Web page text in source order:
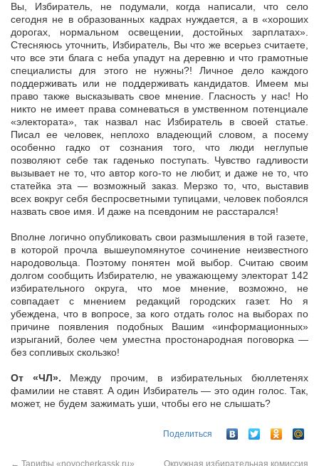
Вы, Избиратель, не подумали, когда написали, что село
сегодня не в образованных кадрах нуждается, а в «хороших
дорогах, нормальном освещении, достойных зарплатах».
Стесняюсь уточнить, Избиратель, Вы что же всерьез считаете,
что все эти блага с неба упадут на деревню и что грамотные
специалисты для этого не нужны?! Личное дело каждого
поддерживать или не поддерживать кандидатов. Имеем мы
право также высказывать свое мнение. Гласность у нас! Но
никто не имеет права сомневаться в умственном потенциале
«электората», так назвал нас Избиратель в своей статье.
Писал ее человек, неплохо владеющий словом, а посему
особенно гадко от сознания того, что люди неглупые
позволяют себе так гаденько поступать. Чувство гадливости
вызывает не то, что автор кого-то не любит, и даже не то, что
статейка эта — возможный заказ. Мерзко то, что, выставив
всех вокруг себя беспросветными тупицами, человек побоялся
назвать свое имя. И даже на псевдоним не расстарался!
Вполне логично опубликовать свои размышления в той газете,
в которой прочла вышеупомянутое сочинение неизвестного
народовольца. Поэтому понятен мой выбор. Считаю своим
долгом сообщить Избирателю, не уважающему электорат 142
избирательного округа, что мое мнение, возможно, не
совпадает с мнением редакций городских газет. Но я
убеждена, что в вопросе, за кого отдать голос на выборах по
причине появления подобных Вашим «информационных»
изрыганий, более чем уместна простонародная поговорка —
без сопливых скользко!
От «ЧЛ». Между прочим, в избирательных бюллетенях
фамилии не ставят. А один Избиратель — это один голос. Так,
может, не будем зажимать уши, чтобы его не слышать?
Поделиться
← Тарифы «novocherkassk.ru»
Окружная избирательная комиссия